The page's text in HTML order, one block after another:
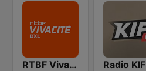
RTBF VivaCité Bruxelles Radio KIF